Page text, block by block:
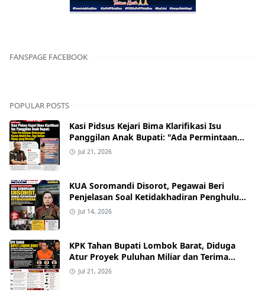
FANSPAGE FACEBOOK
POPULAR POSTS
Kasi Pidsus Kejari Bima Klarifikasi Isu
Panggilan Anak Bupati: "Ada Permintaan
Keterangan Kasus Mobil Bor, Tapi Bukan
Jul 21, 2026
KUA Soromandi Disorot, Pegawai Beri
Penjelasan Soal Ketidakhadiran Penghulu
pada Akad Nikah Mualaf
Jul 14, 2026
KPK Tahan Bupati Lombok Barat, Diduga
Atur Proyek Puluhan Miliar dan Terima
Alphard hingga Uang Tunai
Jul 21, 2026